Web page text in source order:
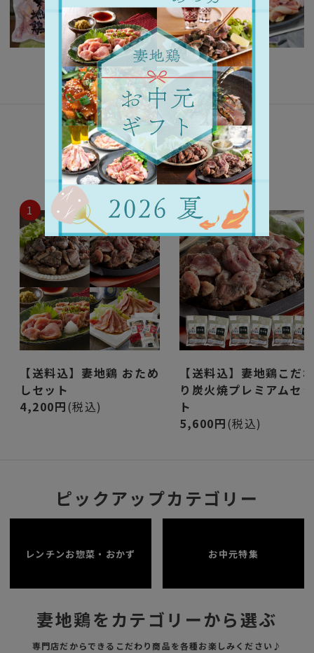
人気ランキング
2026年8月6日（木）更新
1
【送料込】妻地鶏 おため
しセット
4,200円(税込)
2
【送料込】妻地鶏こだ
り炭火焼プレミアムセッ
ト
5,600円(税込)
ピックアップカテゴリー
レンチンお惣菜・おかず お中元特集
妻地鶏をカテゴリーから選ぶ
専門店だからできるこだわり商品を各種お楽しみください♪